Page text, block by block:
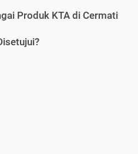
Produk KTA di Cermati